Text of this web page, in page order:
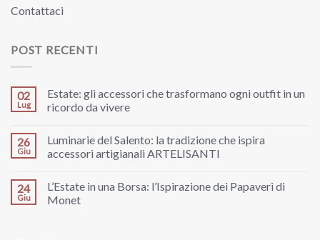
Contattaci
POST RECENTI
02
Lug
Estate: gli accessori che trasformano ogni outfit in un
ricordo da vivere
26
Giu
Luminarie del Salento: la tradizione che ispira
accessori artigianali ARTELISANTI
24
Giu
L’Estate in una Borsa: l’Ispirazione dei Papaveri di
Monet